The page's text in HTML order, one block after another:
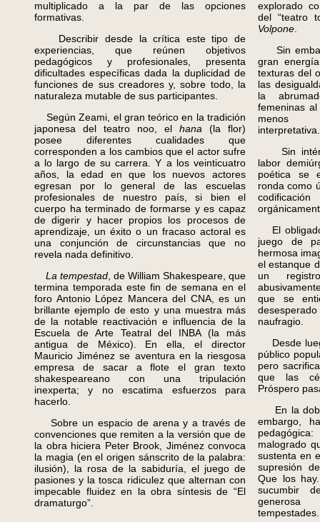
multiplicado a la par de las opciones
formativas.
Describir desde la crítica este tipo de
experiencias, que reúnen objetivos
pedagógicos y profesionales, presenta
dificultades específicas dada la duplicidad de
funciones de sus creadores y, sobre todo, la
naturaleza mutable de sus participantes.
Según Zeami, el gran teórico en la tradición
japonesa del teatro noo, el hana (la flor)
posee diferentes cualidades que
corresponden a los cambios que el actor sufre
a lo largo de su carrera. Y a los veinticuatro
años, la edad en que los nuevos actores
egresan por lo general de las escuelas
profesionales de nuestro país, si bien el
cuerpo ha terminado de formarse y es capaz
de digerir y hacer propios los procesos de
aprendizaje, un éxito o un fracaso actoral es
una conjunción de circunstancias que no
revela nada definitivo.
La tempestad , de William Shakespeare, que
termina temporada este fin de semana en el
foro Antonio López Mancera del CNA, es un
brillante ejemplo de esto y una muestra más
de la notable reactivación e influencia de la
Escuela de Arte Teatral del INBA (la más
antigua de México). En ella, el director
Mauricio Jiménez se aventura en la riesgosa
empresa de sacar a flote el gran texto
shakespeareano con una tripulación
inexperta; y no escatima esfuerzos para
hacerlo.
Sobre un espacio de arena y a través de
convenciones que remiten a la versión que de
la obra hiciera Peter Brook, Jiménez convoca
la magia (en el origen sánscrito de la palabra:
ilusión), la rosa de la sabiduría, el juego de
pasiones y la tosca ridiculez que alternan con
impecable fluidez en la obra síntesis de “El
dramaturgo”.
explorado
del “teatro
Volpone
Sin
gran
texturas del
las
la
femeninas
menos
interpretativa.
Sin
labor
poética se
ronda como
El
juego de
hermosa
el estanque
un
que se
naufragio.
Desde
público
pero
que las
Próspero
En la
embargo,
malogrado
sustenta en
supresión
Que los
sucumbir
generosa
tempestades.